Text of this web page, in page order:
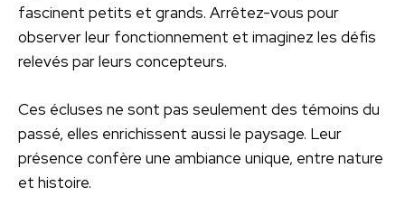
fascinent petits et grands. Arrêtez-vous pour
observer leur fonctionnement et imaginez les défis
relevés par leurs concepteurs.
Ces écluses ne sont pas seulement des témoins du
passé, elles enrichissent aussi le paysage. Leur
présence confère une ambiance unique, entre nature
et histoire.